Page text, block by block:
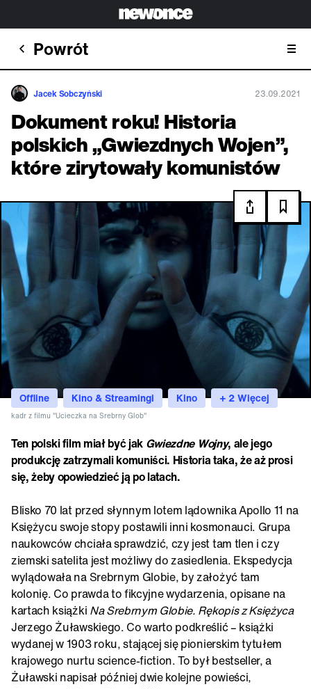
Powrót
Jacek Sobczyński 23.09.2021
Dokument roku! Historia
polskich „Gwiezdnych Wojen”,
które zirytowały komunistów
Offline Kino & Streamingi Kino + 2 Więcej
kadr z filmu "Ucieczka na Srebrny Glob"
Ten polski film miał być jak Gwiezdne Wojny, ale jego
produkcję zatrzymali komuniści. Historia taka, że aż prosi
się, żeby opowiedzieć ją po latach.
Blisko 70 lat przed słynnym lotem lądownika Apollo 11 na
Księżycu swoje stopy postawili inni kosmonauci. Grupa
naukowców chciała sprawdzić, czy jest tam tlen i czy
ziemski satelita jest możliwy do zasiedlenia. Ekspedycja
wylądowała na Srebrnym Globie, by założyć tam
kolonię. Co prawda to fikcyjne wydarzenia, opisane na
kartach książki Na Srebrnym Globie. Rękopis z Księżyca
Jerzego Żuławskiego. Co warto podkreślić – książki
wydanej w 1903 roku, stającej się pionierskim tytułem
krajowego nurtu science-fiction. To był bestseller, a
Żuławski napisał później dwie kolejne powieści,